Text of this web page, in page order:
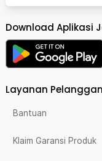
Download Aplikasi
Layanan Pelanggan
Bantuan
Klaim Garansi Produk